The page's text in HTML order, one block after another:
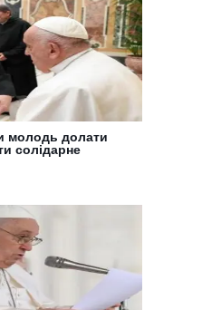
молодь долати
солідарне